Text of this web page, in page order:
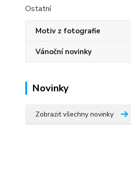
Ostatní
Motiv z fotografie
Vánoční novinky
Novinky
Zobrazit všechny novinky